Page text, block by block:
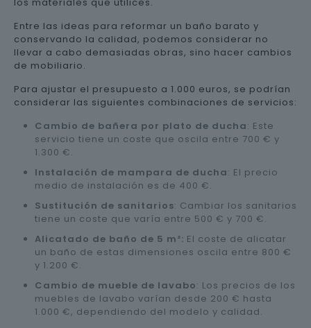
Entre las ideas para reformar un baño barato y
conservando la calidad, podemos considerar no
llevar a cabo demasiadas obras, sino hacer cambios
de mobiliario.
Para ajustar el presupuesto a 1.000 euros, se podrían
considerar las siguientes combinaciones de servicios:
Cambio de bañera por plato de ducha: Este
servicio tiene un coste que oscila entre 700 € y
1.300 €.
Instalación de mampara de ducha: El precio
medio de instalación es de 400 €.
Sustitución de sanitarios: Cambiar los sanitarios
tiene un coste que varía entre 500 € y 700 €.
Alicatado de baño de 5 m²: El coste de alicatar
un baño de estas dimensiones oscila entre 800 €
y 1.200 €.
Cambio de mueble de lavabo: Los precios de los
muebles de lavabo varían desde 200 € hasta
1.000 €, dependiendo del modelo y calidad.